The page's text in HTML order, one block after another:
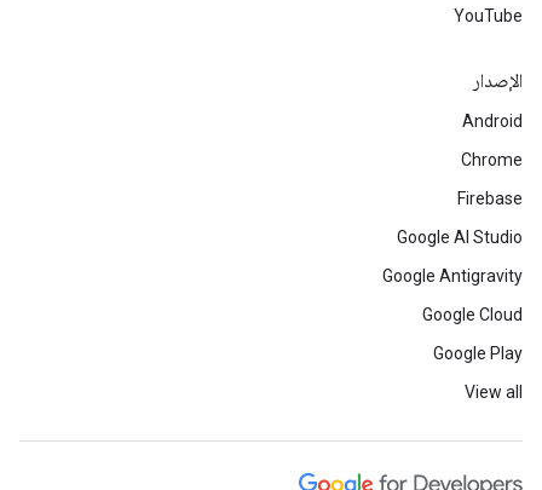
YouTube
الإصدار
Android
Chrome
Firebase
Google AI Studio
Google Antigravity
Google Cloud
Google Play
View all